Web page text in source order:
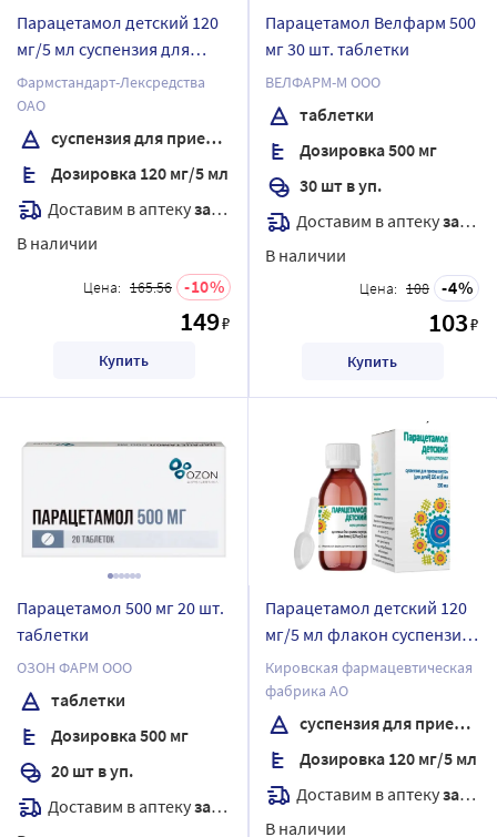
Парацетамол детский 120
мг/5 мл суспензия для
приема внутрь вкус малина
200 гр + мерная ложка
Фармстандарт-Лексредства
ОАО
суспензия для приема внутрь
Дозировка 120 мг/5 мл
Доставим в аптекузавтра
В наличии
Цена: 165.56 10
149₽
Купить
Парацетамол Велфарм 500
мг 30 шт. таблетки
ВЕЛФАРМ-М ООО
таблетки
Дозировка 500 мг
30 шт в уп.
Доставим в аптекузавтра
В наличии
Цена: 108 4
103₽
Купить
Парацетамол 500 мг 20 шт.
таблетки
ОЗОН ФАРМ ООО
таблетки
Дозировка 500 мг
20 шт в уп.
Доставим в аптекузавтра
Парацетамол детский 120
мг/5 мл флакон суспензия
для приема внутрь для
детей 200 мл/клубничный
вкус
Кировская фармацевтическая
фабрика АО
суспензия для приема внутрь
Дозировка 120 мг/5 мл
Доставим в аптекузавтра
В наличии